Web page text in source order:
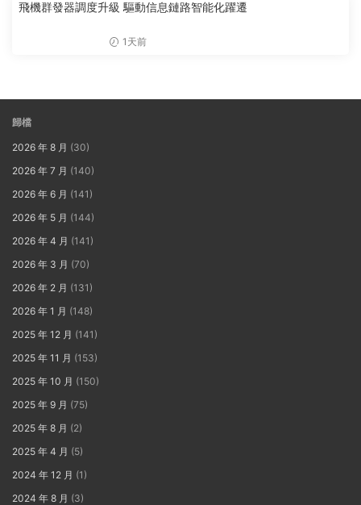
飛機群發器調度升級 驅動信息鏈路智能化躍遷
1天前
歸檔
2026 年 8 月 (30)
2026 年 7 月 (140)
2026 年 6 月 (141)
2026 年 5 月 (144)
2026 年 4 月 (141)
2026 年 3 月 (70)
2026 年 2 月 (131)
2026 年 1 月 (148)
2025 年 12 月 (141)
2025 年 11 月 (153)
2025 年 10 月 (150)
2025 年 9 月 (75)
2025 年 8 月 (2)
2025 年 4 月 (5)
2024 年 12 月 (1)
2024 年 8 月 (3)